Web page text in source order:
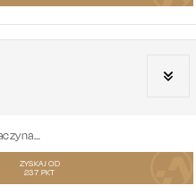
ZYSKAJ OD
237 PKT